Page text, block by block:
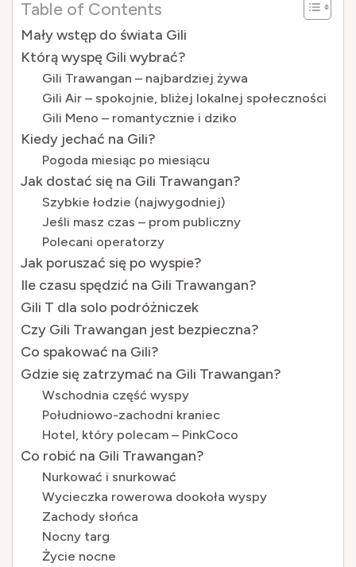
Table of Contents
Mały wstęp do świata Gili
Którą wyspę Gili wybrać?
Gili Trawangan – najbardziej żywa
Gili Air – spokojnie, bliżej lokalnej społeczności
Gili Meno – romantycznie i dziko
Kiedy jechać na Gili?
Pogoda miesiąc po miesiącu
Jak dostać się na Gili Trawangan?
Szybkie łodzie (najwygodniej)
Jeśli masz czas – prom publiczny
Polecani operatorzy
Jak poruszać się po wyspie?
Ile czasu spędzić na Gili Trawangan?
Gili T dla solo podróżniczek
Czy Gili Trawangan jest bezpieczna?
Co spakować na Gili?
Gdzie się zatrzymać na Gili Trawangan?
Wschodnia część wyspy
Południowo-zachodni kraniec
Hotel, który polecam – PinkCoco
Co robić na Gili Trawangan?
Nurkować i snurkować
Wycieczka rowerowa dookoła wyspy
Zachody słońca
Nocny targ
Życie nocne